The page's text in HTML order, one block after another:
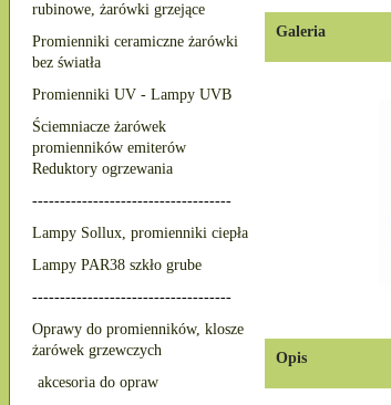
rubinowe, żarówki grzejące
Promienniki ceramiczne żarówki
bez światła
Promienniki UV - Lampy UVB
Ściemniacze żarówek
promienników emiterów
Reduktory ogrzewania
------------------------------------
Lampy Sollux, promienniki ciepła
Lampy PAR38 szkło grube
------------------------------------
Oprawy do promienników, klosze
żarówek grzewczych
akcesoria do opraw
Galeria
Opis